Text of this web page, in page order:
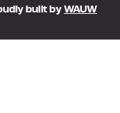
built byWAUW